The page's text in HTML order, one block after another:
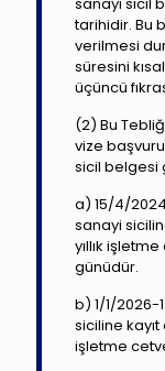
tarihidir. Bu
verilmesi
süresini
üçüncü
(2) Bu
vize
sicil belgesi
a) 15/4/
sanayi
yıllık
günüdür.
b) 1/1/
siciline kayıt
işletme